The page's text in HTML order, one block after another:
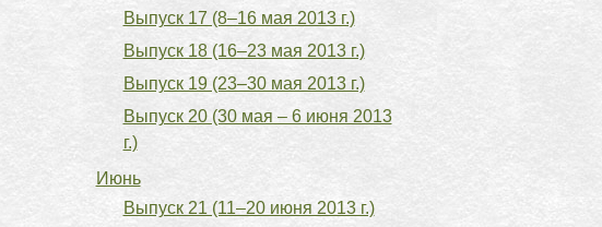
Выпуск 17 (8–16 мая 2013 г.)
Выпуск 18 (16–23 мая 2013 г.)
Выпуск 19 (23–30 мая 2013 г.)
Выпуск 20 (30 мая – 6 июня 2013
г.)
Июнь
Выпуск 21 (11–20 июня 2013 г.)